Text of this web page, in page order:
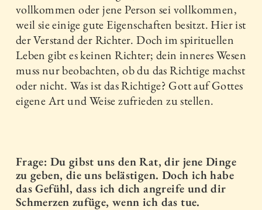
vollkommen oder jene Person sei vollkommen,
weil sie einige gute Eigenschaften besitzt. Hier ist
der Verstand der Richter. Doch im spirituellen
Leben gibt es keinen Richter; dein inneres Wesen
muss nur beobachten, ob du das Richtige machst
oder nicht. Was ist das Richtige? Gott auf Gottes
eigene Art und Weise zufrieden zu stellen.
Frage: Du gibst uns den Rat, dir jene Dinge
zu geben, die uns belästigen. Doch ich habe
das Gefühl, dass ich dich angreife und dir
Schmerzen zufüge, wenn ich das tue.